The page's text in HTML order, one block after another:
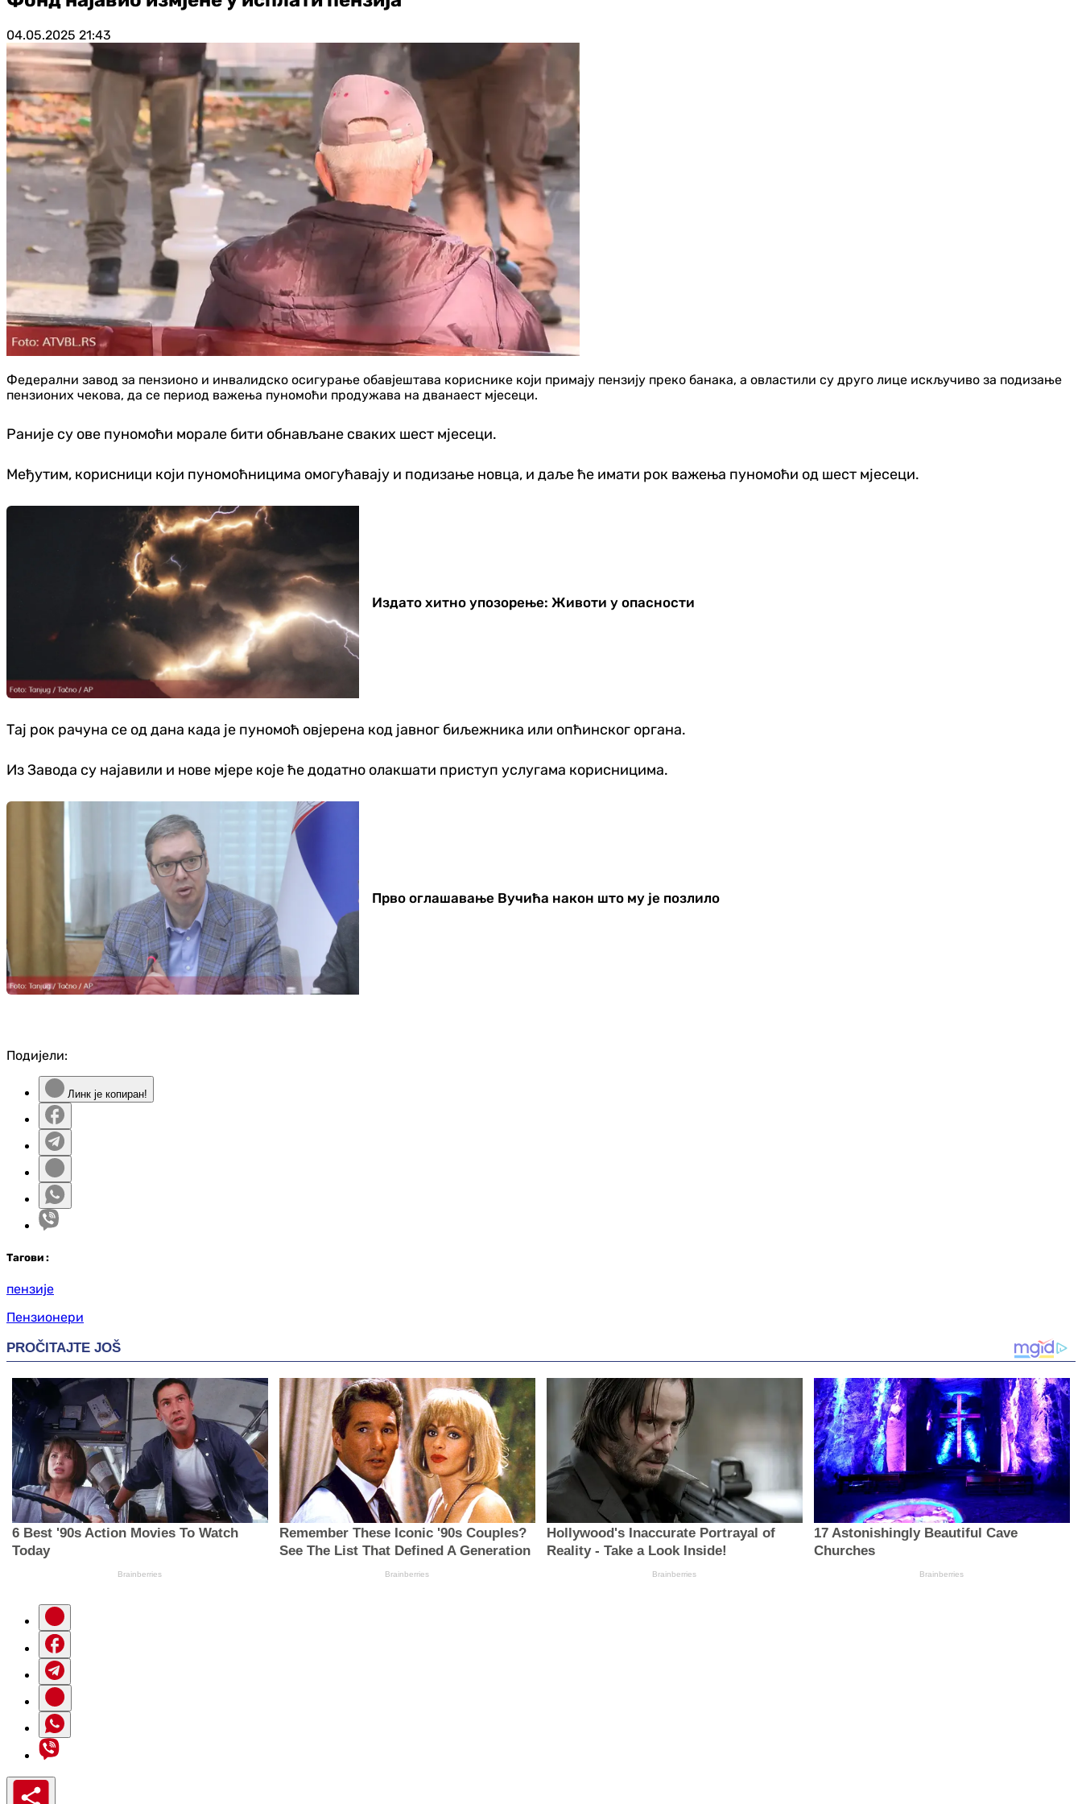
04.05.2025 21:43
Федерални завод за пензионо и инвалидско осигурање обавјештава кориснике који примају пензију преко банака, а овластили су друго лице искључиво за подизање
пензионих чекова, да се период важења пуномоћи продужава на дванаест мјесеци.
Раније су ове пуномоћи морале бити обнављане сваких шест мјесеци.
Међутим, корисници који пуномоћницима омогућавају и подизање новца, и даље ће имати рок важења пуномоћи од шест мјесеци.
Издато хитно упозорење: Животи у опасности
Тај рок рачуна се од дана када је пуномоћ овјерена код јавног биљежника или опћинског органа.
Из Завода су најавили и нове мјере које ће додатно олакшати приступ услугама корисницима.
Прво оглашавање Вучића након што му је позлило
Подијели:
Линк је копиран!
Тагови :
пензије
Пензионери